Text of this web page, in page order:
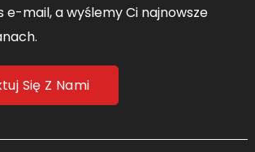
e-mail, a wyślemy Ci najnowsze
Się Z Nami